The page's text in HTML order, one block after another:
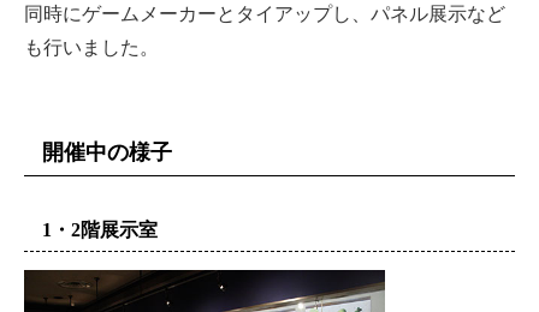
同時にゲームメーカーとタイアップし、パネル展示など
も行いました。
開催中の様子
1・2階展示室